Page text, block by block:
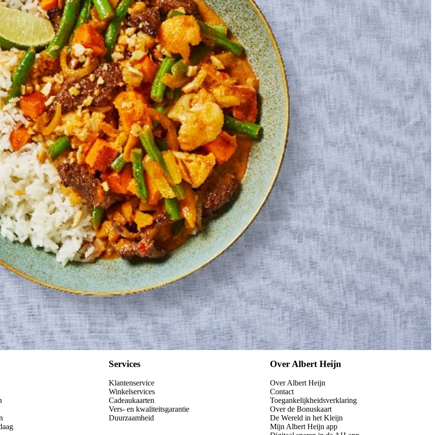
Kies producten
min. garen op laag vuur. Halveer ondertussen de limoen en gebruik het sap van 1 helft om het gerecht op smaak te brengen, snijd de
vuur.
tofureepjes.
Wat vond je van dit recept?
Services
Klantenservice
Winkelservices
Cadeaukaarten
Vers- en kwaliteitsgarantie
Duurzaamheid
Over Albert Heijn
Over Albert Heijn
Contact
Toegankelijkheidsverklaring
Over de Bonuskaart
De Wereld in het Kleijn
Mijn Albert Heijn app